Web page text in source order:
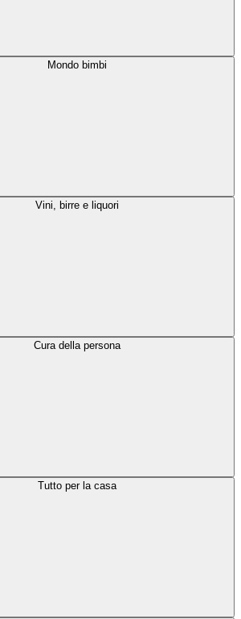
Mondo bimbi
Vini, birre e liquori
Cura della persona
Tutto per la casa